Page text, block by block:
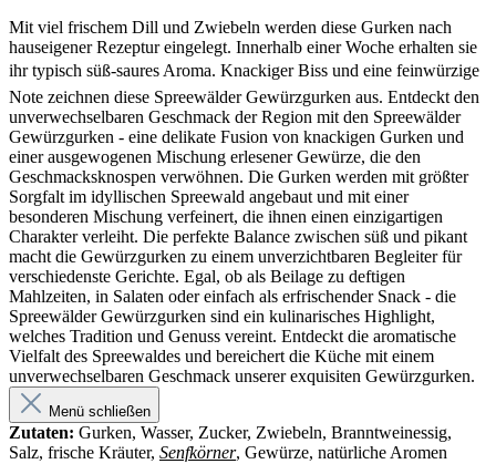
Mit viel frischem Dill und Zwiebeln werden diese Gurken nach
hauseigener Rezeptur eingelegt. Innerhalb einer Woche erhalten sie
ihr typisch süß-saures Aroma. Knackiger Biss und eine feinwürzige
Note zeichnen diese Spreewälder Gewürzgurken aus. Entdeckt den
unverwechselbaren Geschmack der Region mit den Spreewälder
Gewürzgurken - eine delikate Fusion von knackigen Gurken und
einer ausgewogenen Mischung erlesener Gewürze, die den
Geschmacksknospen verwöhnen. Die Gurken werden mit größter
Sorgfalt im idyllischen Spreewald angebaut und mit einer
besonderen Mischung verfeinert, die ihnen einen einzigartigen
Charakter verleiht. Die perfekte Balance zwischen süß und pikant
macht die Gewürzgurken zu einem unverzichtbaren Begleiter für
verschiedenste Gerichte. Egal, ob als Beilage zu deftigen
Mahlzeiten, in Salaten oder einfach als erfrischender Snack - die
Spreewälder Gewürzgurken sind ein kulinarisches Highlight,
welches Tradition und Genuss vereint. Entdeckt die aromatische
Vielfalt des Spreewaldes und bereichert die Küche mit einem
unverwechselbaren Geschmack unserer exquisiten Gewürzgurken.
Menü schließen
Zutaten: Gurken, Wasser, Zucker, Zwiebeln, Branntweinessig,
Salz, frische Kräuter, Senfkörner, Gewürze, natürliche Aromen